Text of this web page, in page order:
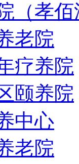
（孝
老院
疗养院
颐养院
中心
老院